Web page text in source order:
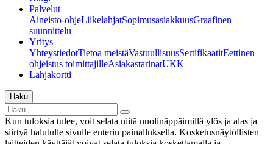
Palvelut
Aineisto-ohjeLiikelahjatSopimusasiakkuusGraafinen
suunnittelu
Yritys
YhteystiedotTietoa meistäVastuullisuusSertifikaatitEettinen
ohjeistus toimittajilleAsiakastarinatUKK
Lahjakortti
Haku
Kun tuloksia tulee, voit selata niitä nuolinäppäimillä ylös ja alas ja
siirtyä halutulle sivulle enterin painalluksella. Kosketusnäytöllisten